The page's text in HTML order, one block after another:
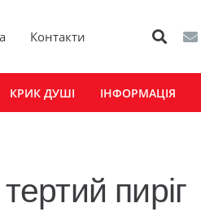
Контакти
КРИК ДУШІ ІНФОРМАЦІЯ
пиріг